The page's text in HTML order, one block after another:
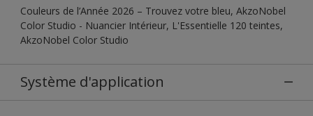
Couleurs de l’Année 2026 – Trouvez votre bleu, AkzoNobel
Color Studio - Nuancier Intérieur, L'Essentielle 120 teintes,
AkzoNobel Color Studio
Système d'application